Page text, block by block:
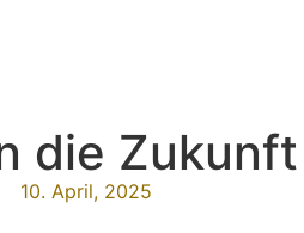
die Zukunft
10. April, 2025